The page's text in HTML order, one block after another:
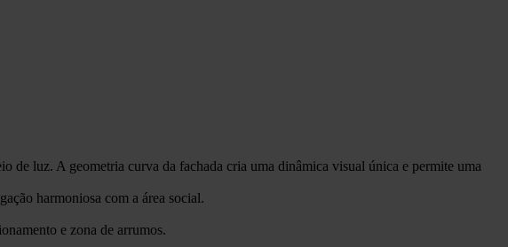
de luz. A geometria curva da fachada cria uma dinâmica visual única e permite uma
harmoniosa com a área social.
e zona de arrumos.